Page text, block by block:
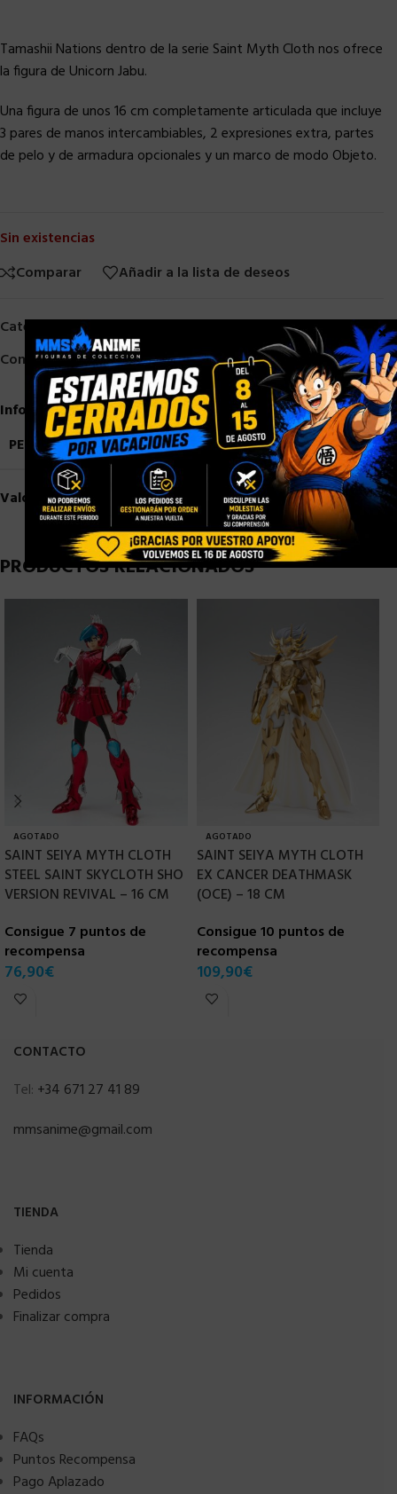
Tamashii Nations dentro de la serie Saint Myth Cloth nos ofrece
la figura de Unicorn Jabu.
Una figura de unos 16 cm completamente articulada que incluye
3 pares de manos intercambiables, 2 expresiones extra, partes
de pelo y de armadura opcionales y un marco de modo Objeto.
Sin existencias
Comparar
Añadir a la lista de deseos
Categorías: Bandai
Compartir:
Información adicional
PESO
1,6 kg
Valoraciones (0)
PRODUCTOS RELACIONADOS
AGOTADO
SAINT SEIYA MYTH CLOTH
STEEL SAINT SKYCLOTH SHO
VERSION REVIVAL – 16 CM
Consigue 7 puntos de
recompensa
76,90€
AGOTADO
SAINT SEIYA MYTH CLOTH
EX CANCER DEATHMASK
(OCE) – 18 CM
Consigue 10 puntos de
recompensa
109,90€
CONTACTO
Tel: +34 671 27 41 89
mmsanime@gmail.com
TIENDA
Tienda
Mi cuenta
Pedidos
Finalizar compra
INFORMACIÓN
FAQs
Puntos Recompensa
Pago Aplazado
×